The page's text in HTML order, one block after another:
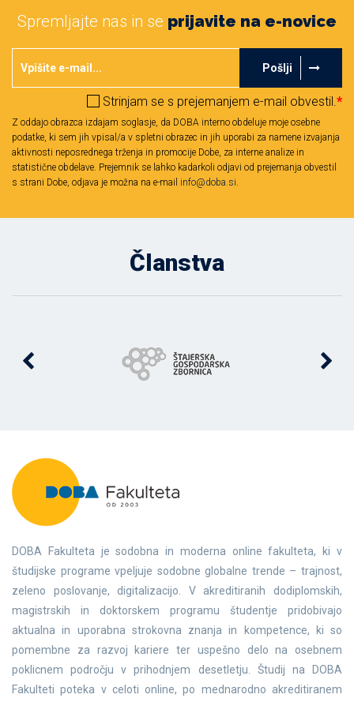
Spremljajte nas in se prijavite na e-novice
Pošlji
Strinjam se s prejemanjem e-mail obvestil.*
Z oddajo obrazca izdajam soglasje, da DOBA interno obdeluje moje osebne
podatke, ki sem jih vpisal/a v spletni obrazec in jih uporabi za namene izvajanja
aktivnosti neposrednega trženja in promocije Dobe, za interne analize in
statistične obdelave. Prejemnik se lahko kadarkoli odjavi od prejemanja obvestil
s strani Dobe, odjava je možna na e-mail info@doba.si.
Članstva
DOBA Fakulteta je sodobna in moderna online fakulteta, ki v
študijske programe vpeljuje sodobne globalne trende – trajnost,
zeleno poslovanje, digitalizacijo. V akreditiranih dodiplomskih,
magistrskih in doktorskem programu študentje pridobivajo
aktualna in uporabna strokovna znanja in kompetence, ki so
pomembne za razvoj kariere ter uspešno delo na osebnem
poklicnem področju v prihodnjem desetletju. Študij na DOBA
Fakulteti poteka v celoti online, po mednarodno akreditiranem